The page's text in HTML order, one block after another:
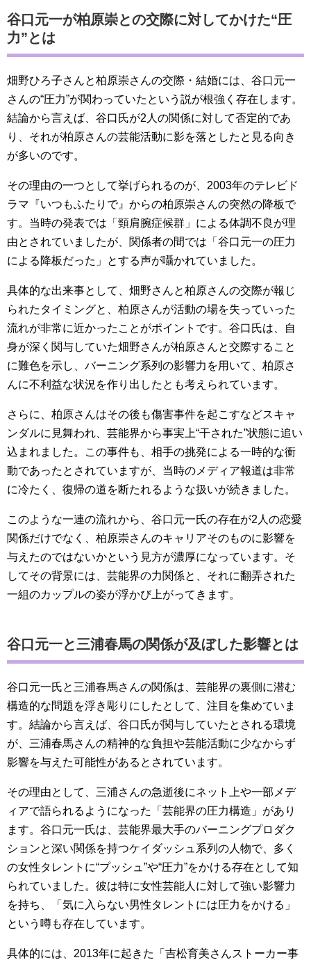
谷口元一が柏原崇との交際に対してかけた“圧
力”とは
畑野ひろ子さんと柏原崇さんの交際・結婚には、谷口元一
さんの“圧力”が関わっていたという説が根強く存在します。
結論から言えば、谷口氏が2人の関係に対して否定的であ
り、それが柏原さんの芸能活動に影を落としたと見る向き
が多いのです。
その理由の一つとして挙げられるのが、2003年のテレビド
ラマ『いつもふたりで』からの柏原崇さんの突然の降板で
す。当時の発表では「頸肩腕症候群」による体調不良が理
由とされていましたが、関係者の間では「谷口元一の圧力
による降板だった」とする声が囁かれていました。
具体的な出来事として、畑野さんと柏原さんの交際が報じ
られたタイミングと、柏原さんが活動の場を失っていった
流れが非常に近かったことがポイントです。谷口氏は、自
身が深く関与していた畑野さんが柏原さんと交際すること
に難色を示し、バーニング系列の影響力を用いて、柏原さ
んに不利益な状況を作り出したとも考えられています。
さらに、柏原さんはその後も傷害事件を起こすなどスキャ
ンダルに見舞われ、芸能界から事実上“干された”状態に追い
込まれました。この事件も、相手の挑発による一時的な衝
動であったとされていますが、当時のメディア報道は非常
に冷たく、復帰の道を断たれるような扱いが続きました。
このような一連の流れから、谷口元一氏の存在が2人の恋愛
関係だけでなく、柏原崇さんのキャリアそのものに影響を
与えたのではないかという見方が濃厚になっています。そ
してその背景には、芸能界の力関係と、それに翻弄された
一組のカップルの姿が浮かび上がってきます。
谷口元一と三浦春馬の関係が及ぼした影響とは
谷口元一氏と三浦春馬さんの関係は、芸能界の裏側に潜む
構造的な問題を浮き彫りにしたとして、注目を集めていま
す。結論から言えば、谷口氏が関与していたとされる環境
が、三浦春馬さんの精神的な負担や芸能活動に少なからず
影響を与えた可能性があるとされています。
その理由として、三浦さんの急逝後にネット上や一部メデ
ィアで語られるようになった「芸能界の圧力構造」があり
ます。谷口元一氏は、芸能界最大手のバーニングプロダク
ションと深い関係を持つケイダッシュ系列の人物で、多く
の女性タレントに“プッシュ”や“圧力”をかける存在として知
られていました。彼は特に女性芸能人に対して強い影響力
を持ち、「気に入らない男性タレントには圧力をかける」
という噂も存在しています。
具体的には、2013年に起きた「吉松育美さんストーカー事